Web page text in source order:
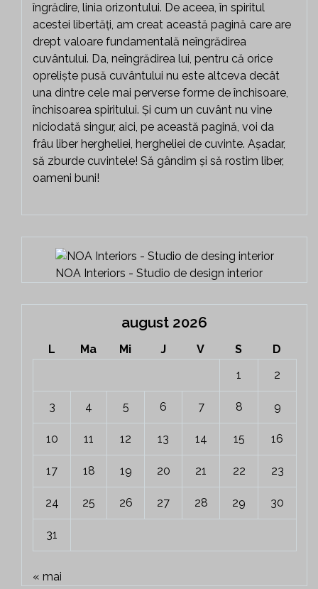
îngrădire, linia orizontului. De aceea, în spiritul
acestei libertăți, am creat această pagină care are
drept valoare fundamentală neîngrădirea
cuvântului. Da, neîngrădirea lui, pentru că orice
opreliște pusă cuvântului nu este altceva decât
una dintre cele mai perverse forme de închisoare,
închisoarea spiritului. Și cum un cuvânt nu vine
niciodată singur, aici, pe această pagină, voi da
frâu liber hergheliei, hergheliei de cuvinte. Așadar,
să zburde cuvintele! Să gândim și să rostim liber,
oameni buni!
NOA Interiors - Studio de design interior
august 2026
L Ma Mi J V S
D
1
2
3 4 5 6 7 8 9
10 11 12 13 14 15 16
17 18 19 20 21 22 23
24 25 26 27 28 29 30
31
« mai